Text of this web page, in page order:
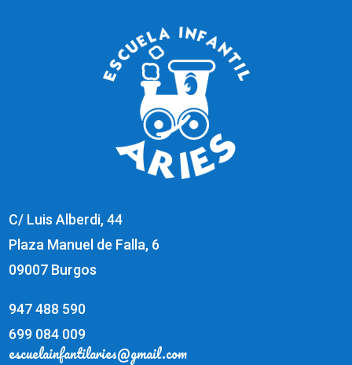
C/ Luis Alberdi, 44
Plaza Manuel de Falla, 6
09007 Burgos
947 488 590
699 084 009
escuelainfantilaries@gmail.com